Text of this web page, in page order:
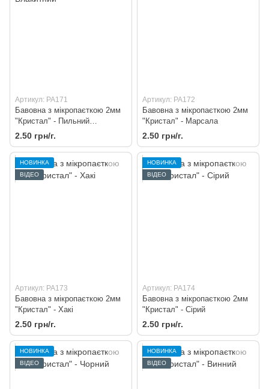
Артикул: PA171
Бавовна з мікропаєткою 2мм
"Кристал" - Пильний
Блакитний
2.50 грн/г.
Артикул: PA172
Бавовна з мікропаєткою 2мм
"Кристал" - Марсала
2.50 грн/г.
НОВИНКА
ВІДЕО
Артикул: PA173
Бавовна з мікропаєткою 2мм
"Кристал" - Хакі
2.50 грн/г.
НОВИНКА
ВІДЕО
Артикул: PA174
Бавовна з мікропаєткою 2мм
"Кристал" - Сірий
2.50 грн/г.
НОВИНКА
ВІДЕО
НОВИНКА
ВІДЕО